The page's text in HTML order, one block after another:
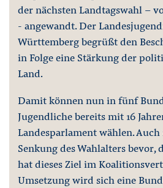
der nächsten Landtagswahl -
- angewandt. Der
Württemberg begrüßt den
in Folge eine Stärkung der
Land.
Damit können nun in fünf
Jugendliche bereits mit 16
Landesparlament wählen.
Senkung des Wahlalters bevor,
hat dieses Ziel im
Umsetzung wird sich eine